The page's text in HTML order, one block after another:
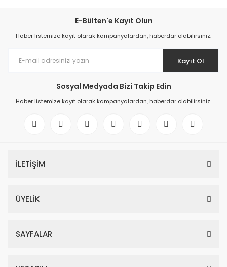
E-Bülten'e Kayıt Olun
Haber listemize kayıt olarak kampanyalardan, haberdar olabilirsiniz.
Kayıt Ol
Sosyal Medyada Bizi Takip Edin
Haber listemize kayıt olarak kampanyalardan, haberdar olabilirsiniz.
İLETİŞİM
ÜYELİK
SAYFALAR